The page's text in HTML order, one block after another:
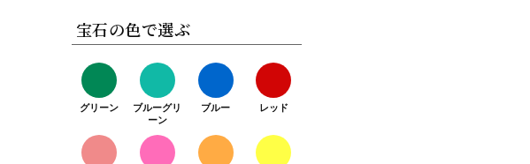
宝石の色で選ぶ
グリーン
ブルーグリ
ーン
ブルー レッド